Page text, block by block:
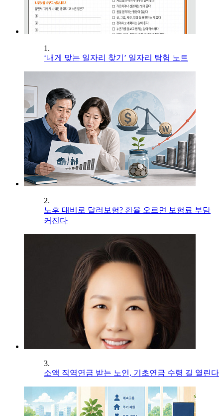
1.
‘내게 맞는 일자리 찾기’ 일자리 탐험 노트
2.
노후 대비로 달러보험? 환율 오르면 보험료 부담
커진다
3.
소액 직역연금 받는 노인, 기초연금 수령 길 열린다